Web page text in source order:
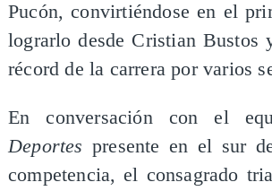
Pucón, convirtiéndose en el
lograrlo desde Cristian Bustos
récord de la carrera por varios
En conversación con el
Deportes presente en el sur
competencia, el consagrado